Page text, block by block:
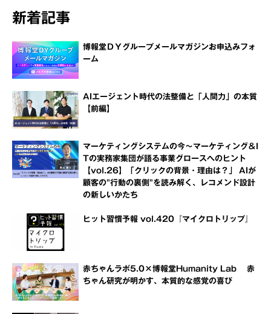
新着記事
博報堂ＤＹグループメールマガジンお申込みフォ
ーム
AIエージェント時代の法整備と「人間力」の本質
【前編】
マーケティングシステムの今～マーケティング＆I
Tの実務家集団が語る事業グロースへのヒント
【vol.26】「クリックの背景・理由は？」 AIが
顧客の"行動の裏側"を読み解く、レコメンド設計
の新しいかたち
ヒット習慣予報 vol.420『マイクロトリップ』
赤ちゃんラボ5.0×博報堂Humanity Lab 赤
ちゃん研究が明かす、本質的な感覚の喜び